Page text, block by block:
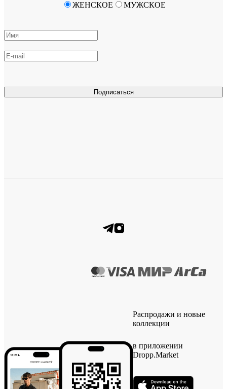
Подписаться
ЖЕНСКОЕ МУЖСКОЕ
Распродажи и новые
коллекции
в приложении
Dropp.Market